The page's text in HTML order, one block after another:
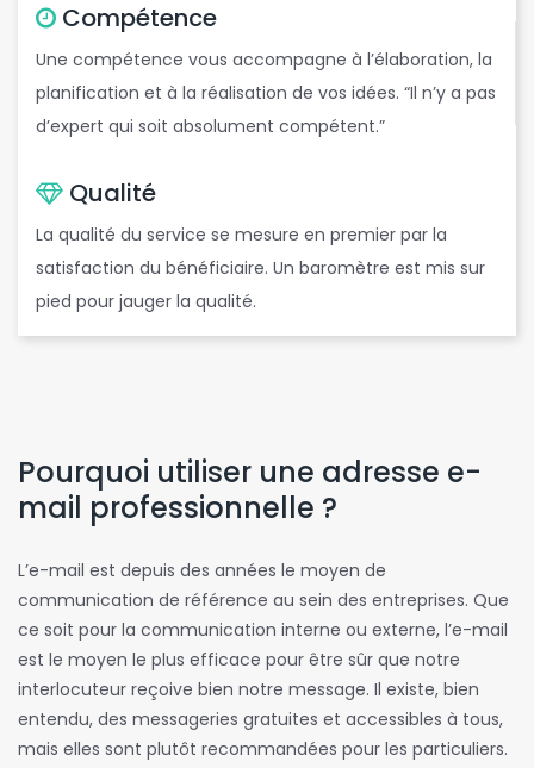
d
Compétence
Une compétence vous accompagne à l’élaboration, la
planification et à la réalisation de vos idées. “Il n’y a pas
d’expert qui soit absolument compétent.”
Qualité
La qualité du service se mesure en premier par la
satisfaction du bénéficiaire. Un baromètre est mis sur
pied pour jauger la qualité.
Pourquoi utiliser une adresse e-
mail professionnelle ?
L’e-mail est depuis des années le moyen de
communication de référence au sein des entreprises. Que
ce soit pour la communication interne ou externe, l’e-mail
est le moyen le plus efficace pour être sûr que notre
interlocuteur reçoive bien notre message. Il existe, bien
entendu, des messageries gratuites et accessibles à tous,
mais elles sont plutôt recommandées pour les particuliers.